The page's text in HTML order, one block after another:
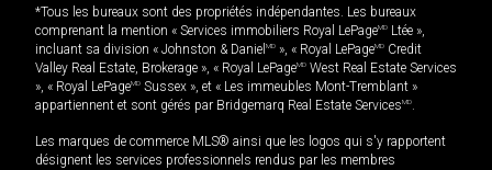
*Tous les bureaux sont des propriétés indépendantes. Les bureaux
comprenant la mention « Services immobiliers Royal LePageMD Ltée »,
incluant sa division « Johnston & Daniel MD », « Royal LePageMD Credit
Valley Real Estate, Brokerage », « Royal LePageMD West Real Estate Services
», « Royal LePageMD Sussex », et « Les immeubles Mont-Tremblant »
appartiennent et sont gérés par Bridgemarq Real Estate ServicesMD.
Les marques de commerce MLS® ainsi que les logos qui s'y rapportent
désignent les services professionnels rendus par les membres